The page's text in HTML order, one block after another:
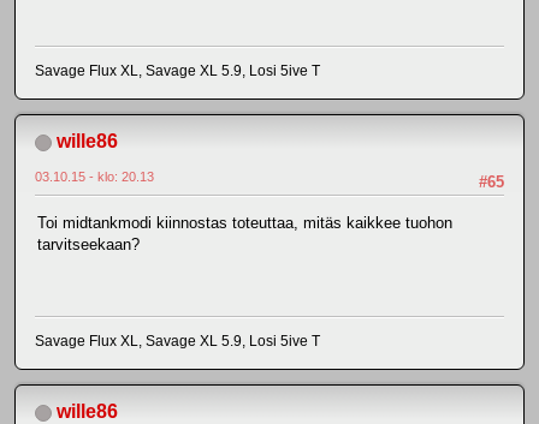
Savage Flux XL, Savage XL 5.9, Losi 5ive T
wille86
#65
03.10.15 - klo: 20.13
Toi midtankmodi kiinnostas toteuttaa, mitäs kaikkee tuohon
tarvitseekaan?
Savage Flux XL, Savage XL 5.9, Losi 5ive T
wille86